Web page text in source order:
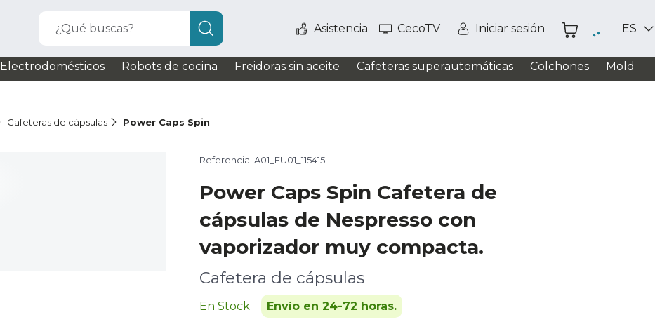
¿Qué buscas? Asistencia CecoTV Iniciar sesión ES
Electrodomésticos Robots de cocina Freidoras sin aceite Cafeteras superautomáticas Colchones
Cafeteras de cápsulas Power Caps Spin
Referencia: A01_EU01_115415
Power Caps Spin Cafetera de
cápsulas de Nespresso con
vaporizador muy compacta.
Cafetera de cápsulas
En Stock Envío en 24-72 horas.